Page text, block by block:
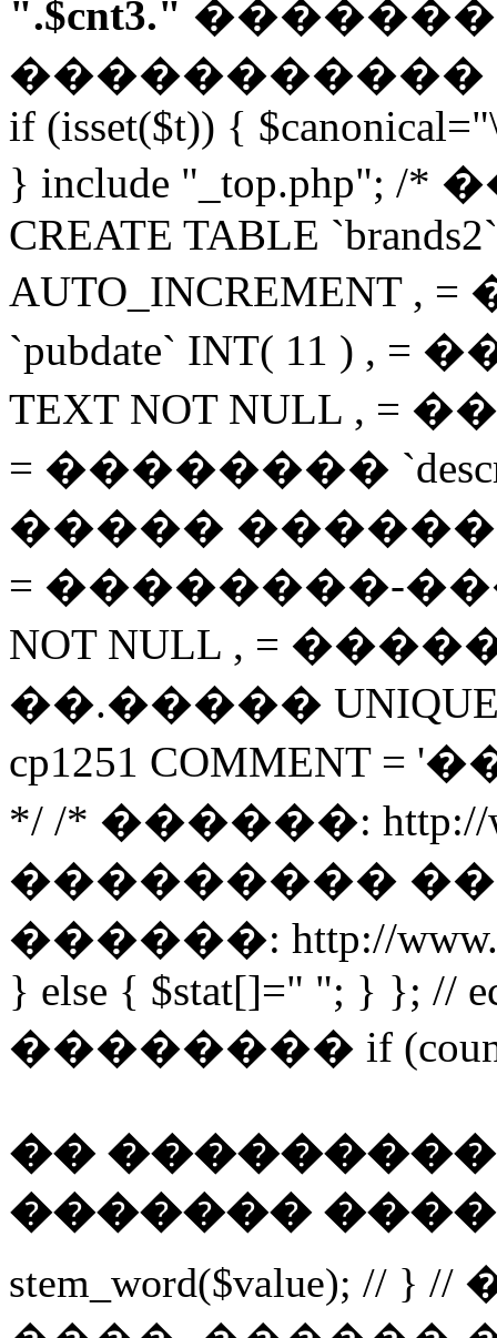
".$cnt3." ������� ";
�����������
if (isset($t)) { $canonical="
} include "_top.php"; /
CREATE TABLE
`pubdate` INT( 11 )
TEXT NOT NULL , =
= ��������
����� ��������
= ��������-
NOT NULL , = �����
��.����� UNIQUE (
cp1251
*/ /* ������: http://
���������
������: http://
} else { $stat[]=" "; } }; //
�������� if
��
�������
stem_word($value); // }